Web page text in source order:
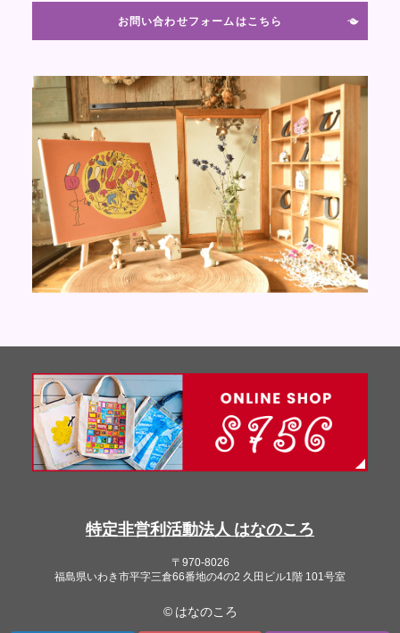
お問い合わせフォームはこちら
特定非営利活動法人 はなのころ
〒970-8026
福島県いわき市平字三倉66番地の4の2 久田ビル1階 101号室
© はなのころ